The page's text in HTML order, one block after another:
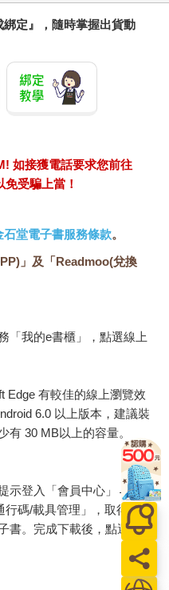
員、要求底層員工和外包工
容的需求卻在不斷增長。經
制度的深層懷疑。人們渴求
提供者——這些人「取得內
全球媒體公司（不論是雜誌
或是主要的電視網絡）。
資訊傳達規範和傳統媒體不
他們編輯的內容和品牌贊助
說自己受到熱情的驅使，這
的健康本質和真實性。他們
趣相投的社群分享和評論一
他們的獨立性，雖然這在成
落客和早期網紅一放棄獨立
環境，這也是完全理性而且
成長中的網路媒體產業機
而不只是具體地呈現出真實
跳，在好幾個機構擔任助
群媒體編輯，期間一直對上
經歷是那些改變世界的時局
還要翻譯給其他人看到。我
工作者的勞動市場變化，以
尚是我參照的起點，而部落
零售業後來變成（而且經常
革的指標。通常我們是在輕
活方式，包括把購物看作自
料交給公司（當然也換取折
數十人進行了深度採訪、參
以及企業和個人的行銷資
定』，隨時掌握出貨動
如接獲電話要求您前往
受騙上當！
石堂電子書服務條款。
」及「Readmoo(兌換
「我的e書櫃」，點選線上
Edge 有較佳的線上瀏覽效
6.0 以上版本，建議裝
有 30 MB以上的容量。
示登入「會員中心」→「我
碼/載具管理」，取得通行
書。完成下載後，點選任一